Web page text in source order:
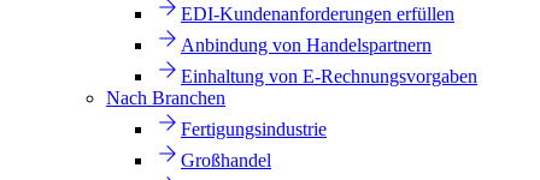
EDI-Kundenanforderungen erfüllen
Anbindung von Handelspartnern
Einhaltung von E-Rechnungsvorgaben
Nach Branchen
Fertigungsindustrie
Großhandel